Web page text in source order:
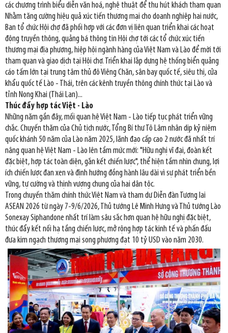
các chương trình biểu diễn văn hoá, nghệ thuật để thu hút khách tham quan
Nhằm tăng cường hiệu quả xúc tiến thương mại cho doanh nghiệp hai nước,
Ban tổ chức Hội chợ đã phối hợp với các đơn vị liên quan triển khai các hoạt
động truyền thông, quảng bá thông tin Hội chợ tới các tổ chức xúc tiến
thương mại địa phương, hiệp hội ngành hàng của Việt Nam và Lào để mời tới
tham quan và giao dịch tại Hội chợ. Triển khai lắp dựng hệ thống biển quảng
cáo tấm lớn tại trung tâm thủ đô Viêng Chăn, sân bay quốc tế, siêu thị, cửa
khẩu quốc tế Lào - Thái, trên các kênh truyền thông chính thức tại Lào và
tỉnh Nong Khai (Thái Lan)...
Thúc đẩy hợp tác Việt - Lào
Những năm gần đây, mối quan hệ Việt Nam - Lào tiếp tục phát triển vững
chắc. Chuyến thăm của Chủ tịch nước, Tổng Bí thư Tô Lâm nhân dịp kỷ niệm
quốc khánh 50 năm của Lào năm 2025, lãnh đạo cấp cao 2 nước đã nhất trí
nâng quan hệ Việt Nam - Lào lên tầm mức mới: "Hữu nghị vĩ đại, đoàn kết
đặc biệt, hợp tác toàn diện, gắn kết chiến lược", thể hiện tầm nhìn chung, lợi
ích chiến lược đan xen và định hướng đồng hành lâu dài vì sự phát triển bền
vững, tự cường và thịnh vượng chung của hai dân tộc.
Trong chuyến thăm chính thức Việt Nam và tham dự Diễn đàn Tương lai
ASEAN 2026 từ ngày 7-9/6/2026, Thủ tướng Lê Minh Hưng và Thủ tướng Lào
Sonexay Siphandone nhất trí làm sâu sắc hơn quan hệ hữu nghị đặc biệt,
thúc đẩy kết nối hạ tầng chiến lược, mở rộng hợp tác kinh tế và phấn đấu
đưa kim ngạch thương mại song phương đạt 10 tỷ USD vào năm 2030.